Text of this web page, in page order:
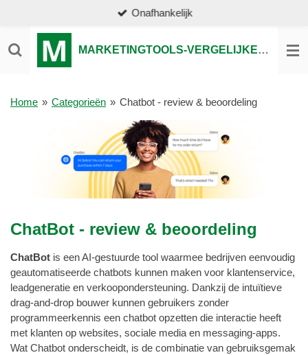
naar
de
MARKETINGTOOLS-VERGELIJKEN.NL
Onafhankelijk
Home » Categorieën » Chatbot - review & beoordeling
ChatBot - review & beoordeling
ChatBot is een AI-gestuurde tool waarmee bedrijven eenvoudig
geautomatiseerde chatbots kunnen maken voor klantenservice,
leadgeneratie en verkoopondersteuning. Dankzij de intuïtieve
drag-and-drop bouwer kunnen gebruikers zonder
programmeerkennis een chatbot opzetten die interactie heeft
met klanten op websites, sociale media en messaging-apps.
Wat Chatbot onderscheidt, is de combinatie van gebruiksgemak